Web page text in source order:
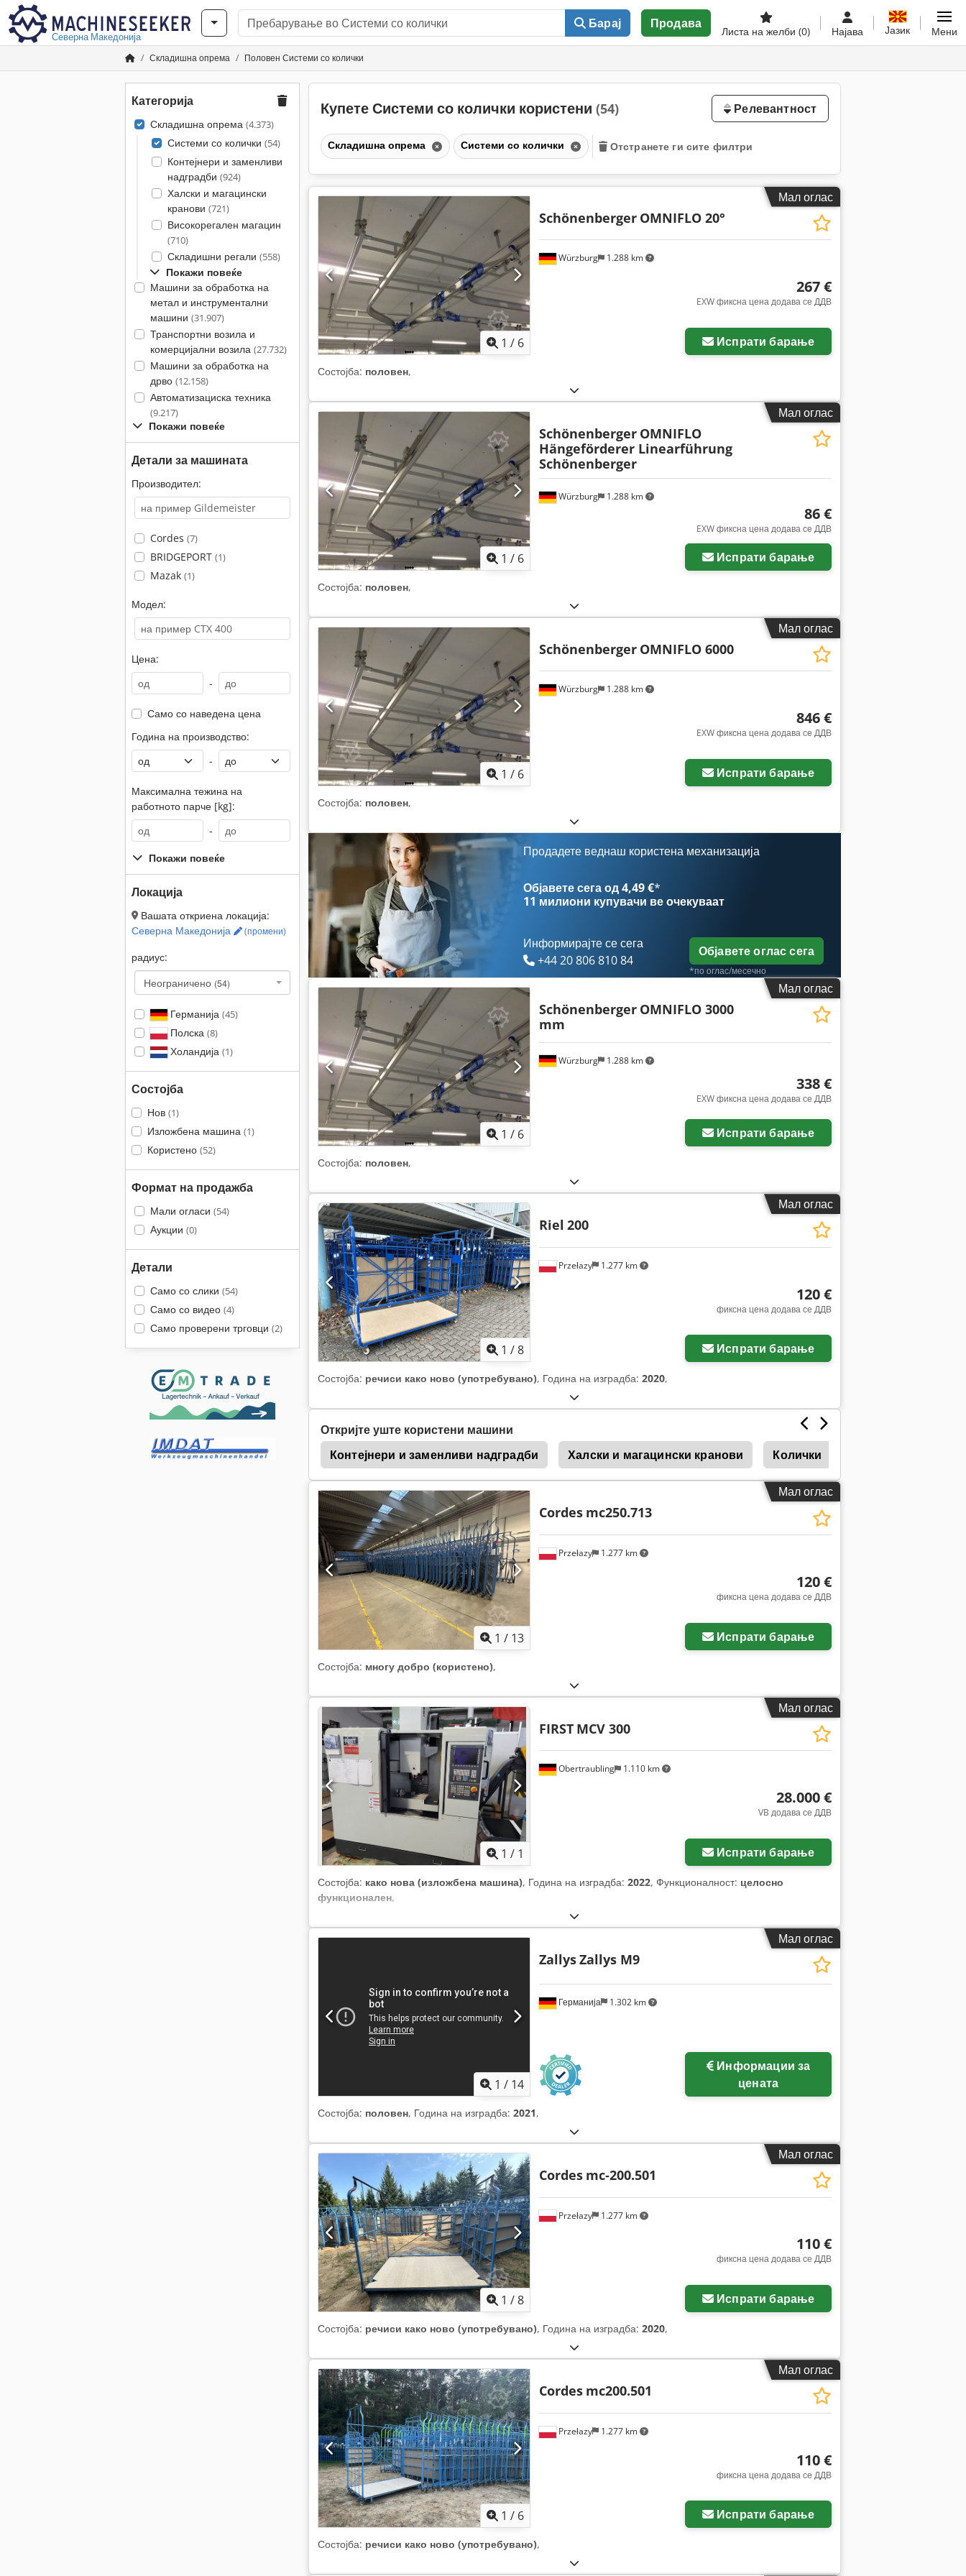
Северна Македонија
Барај Продава
Листа на желби (0) Најава Јазик Мени
Складишна опрема Половен Системи со колички
Категорија
Складишна опрема (4.373)
Системи со колички (54)
Контејнери и заменливи
надградби (924)
Халски и магацински
кранови (721)
Високорегален магацин
(710)
Складишни регали (558)
Покажи повеќе
Машини за обработка на
метал и инструментални
машини (31.907)
Транспортни возила и
комерцијални возила (27.732)
Машини за обработка на
дрво (12.158)
Автоматизациска техника
(9.217)
Покажи повеќе
Детали за машината
Производител:
Cordes (7)
BRIDGEPORT (1)
Mazak (1)
Модел:
Цена:
-
Само со наведена цена
Година на производство:
-
Максимална тежина на
работното парче [kg]:
-
Покажи повеќе
Локација
Вашата откриена локација:
Северна Македонија
(промени)
радиус:
Неограничено (54)
Германија (45)
Полска (8)
Холандија (1)
Состојба
Нов (1)
Изложбена машина (1)
Користено (52)
Формат на продажба
Мали огласи (54)
Аукции (0)
Детали
Само со слики (54)
Само со видео (4)
Само проверени трговци (2)
Купете Системи со колички користени (54) Релевантност
Складишна опрема Системи со колички Отстранете ги сите филтри
Мал оглас
1 / 6
Würzburg 1.288 km
Schönenberger OMNIFLO 20°
267 €
EXW фиксна цена додава се ДДВ
Испрати барање
Состојба: половен,
Мал оглас
1 / 6
Würzburg 1.288 km
Schönenberger OMNIFLO
Hängeförderer Linearführung
Schönenberger
86 €
EXW фиксна цена додава се ДДВ
Испрати барање
Состојба: половен,
Мал оглас
1 / 6
Würzburg 1.288 km
Schönenberger OMNIFLO 6000
846 €
EXW фиксна цена додава се ДДВ
Испрати барање
Состојба: половен,
Продадете веднаш користена механизација
Објавете сега од 4,49 €*
11 милиони купувачи ве очекуваат
Информирајте се сега
+44 20 806 810 84
Објавете оглас сега
*по оглас/месечно
Мал оглас
1 / 6
Würzburg 1.288 km
Schönenberger OMNIFLO 3000
mm
338 €
EXW фиксна цена додава се ДДВ
Испрати барање
Состојба: половен,
Мал оглас
1 /8
Przełazy 1.277 km
Riel 200
120 €
фиксна цена додава се ДДВ
Испрати барање
Состојба: речиси како ново (употребувано), Година на изградба: 2020,
Откријте уште користени машини
Контејнери и заменливи надградби
Халски и магацински кранови Колички
Mazak Vtc 41 Mc Km 250
Мал оглас
1 / 13
Przełazy 1.277 km
Cordes mc250.713
120 €
фиксна цена додава се ДДВ
Испрати барање
Состојба: многу добро (користено),
Мал оглас
1 / 1
Obertraubling 1.110 km
FIRST MCV 300
28.000 €
VB додава се ДДВ
Испрати барање
Состојба: како нова (изложбена машина), Година на изградба: 2022, Функционалност: целосно
функционален,
Мал оглас
1 / 14
Германија 1.302 km
ZallysZallys M9
цената
Состојба: половен, Година на изградба: 2021,
Мал оглас
1 /8
Przełazy 1.277 km
Cordes mc‑200.501
110 €
фиксна цена додава се ДДВ
Испрати барање
Состојба: речиси како ново (употребувано), Година на изградба: 2020,
Мал оглас
1 / 6
Przełazy 1.277 km
Cordes mc200.501
110 €
фиксна цена додава се ДДВ
Испрати барање
Состојба: речиси како ново (употребувано),